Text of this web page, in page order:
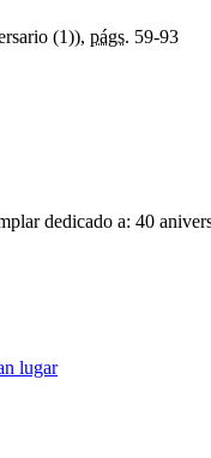
(1)), págs. 59-93
dedicado a: 40
lugar